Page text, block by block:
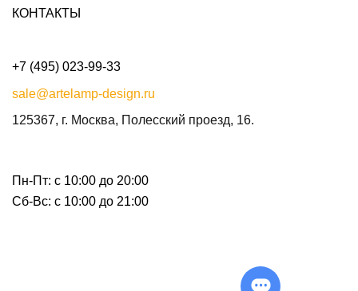
КОНТАКТЫ
+7 (495) 023-99-33
sale@artelamp-design.ru
125367, г. Москва, Полесский проезд, 16.
Пн-Пт: с 10:00 до 20:00
Сб-Вс: с 10:00 до 21:00